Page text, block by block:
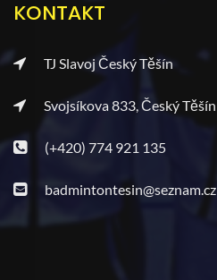
KONTAKT
TJ Slavoj Český Těšín
Svojsíkova 833, Český Těšín
(+420) 774 921 135
badmintontesin@seznam.cz